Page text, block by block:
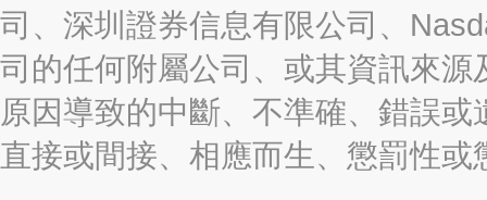
司、深圳證券信息有限公司、
司的任何附屬公司、或其資訊來
原因導致的中斷、不準確、錯誤
直接或間接、相應而生、懲罰性